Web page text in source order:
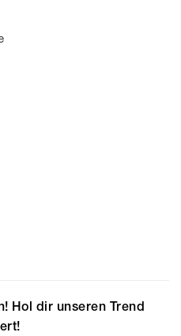
Hol dir unseren Trend